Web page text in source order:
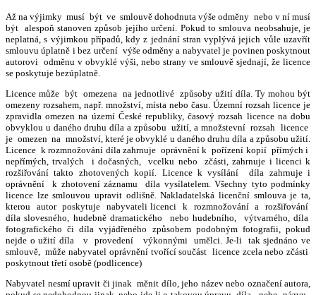
Až na výjimky musí být ve smlouvě dohodnuta výše odměny nebo v ní musí
být alespoň stanoven způsob jejího určení. Pokud to smlouva neobsahuje, je
neplatná, s výjimkou případů, kdy z jednání stran vyplývá jejich vůle uzavřít
smlouvu úplatně i bez určení výše odměny a nabyvatel je povinen poskytnout
autorovi odměnu v obvyklé výši, nebo strany ve smlouvě sjednají, že licence
se poskytuje bezúplatně.
Licence může být omezena na jednotlivé způsoby užití díla. Ty mohou být
omezeny rozsahem, např. množství, místa nebo času. Územní rozsah licence je
zpravidla omezen na území České republiky, časový rozsah licence na dobu
obvyklou u daného druhu díla a způsobu užití, a množstevní rozsah licence
je omezen na množství, které je obvyklé u daného druhu díla a způsobu užití.
Licence k rozmnožování díla zahrnuje oprávnění k pořízení kopií přímých i
nepřímých, trvalých i dočasných, vcelku nebo zčásti, zahrnuje i licenci k
rozšiřování takto zhotovených kopií. Licence k vysílání díla zahrnuje i
oprávnění k zhotovení záznamu díla vysílatelem. Všechny tyto podmínky
licence lze smlouvou upravit odlišně. Nakladatelská licenční smlouva je ta,
kterou autor poskytuje nabyvateli licenci k rozmnožování a rozšiřování
díla slovesného, hudebně dramatického nebo hudebního, výtvarného, díla
fotografického či díla vyjádřeného způsobem podobným fotografii, pokud
nejde o užití díla v provedení výkonnými umělci. Je-li tak sjednáno ve
smlouvě, může nabyvatel oprávnění tvořící součást licence zcela nebo zčásti
poskytnout třetí osobě (podlicence)
Nabyvatel nesmí upravit či jinak měnit dílo, jeho název nebo označení autora,